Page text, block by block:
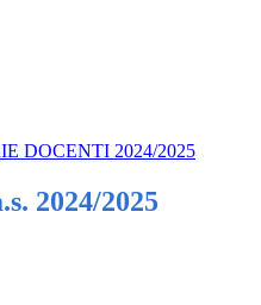
DOCENTI 2024/2025
2024/2025